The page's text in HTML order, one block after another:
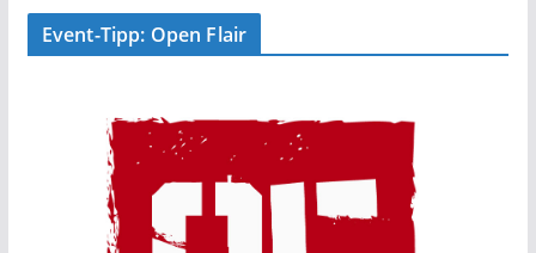
Event-Tipp: Open Flair